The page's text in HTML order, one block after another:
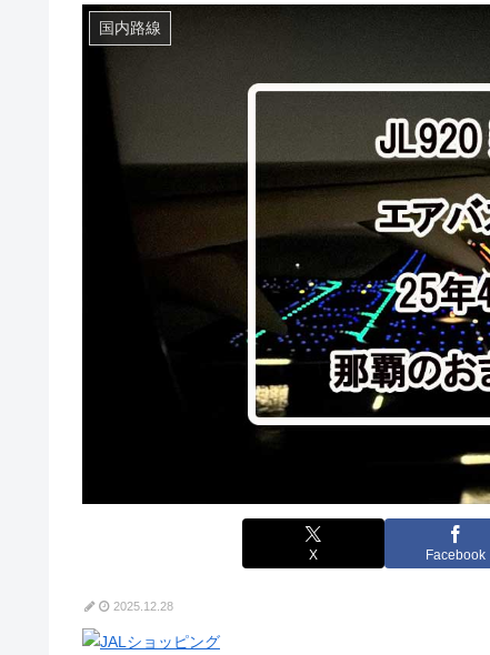
国内路線
X Facebook
2025.12.28